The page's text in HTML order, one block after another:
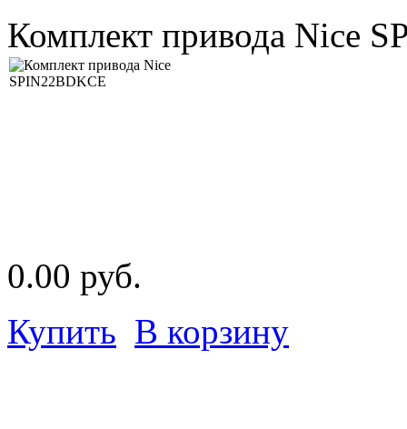
Комплект привода Nice
0.00 руб.
Купить В корзину